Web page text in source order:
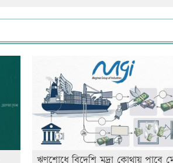
ঋণশোধে বিদেশি মুদ্রা কোথায় পাবে